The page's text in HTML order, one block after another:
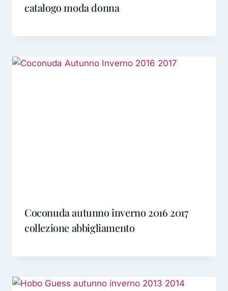
catalogo moda donna
Coconuda autunno inverno 2016 2017
collezione abbigliamento